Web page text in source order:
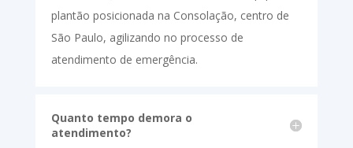
plantão posicionada na Consolação, centro de
São Paulo, agilizando no processo de
atendimento de emergência.
Quanto tempo demora o
atendimento?